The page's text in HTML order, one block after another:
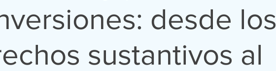
desde los
sustantivos al